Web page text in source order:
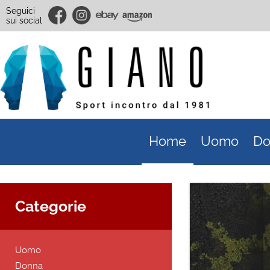
Seguici
sui social
Home Uomo
Categorie
Uomo
Donna